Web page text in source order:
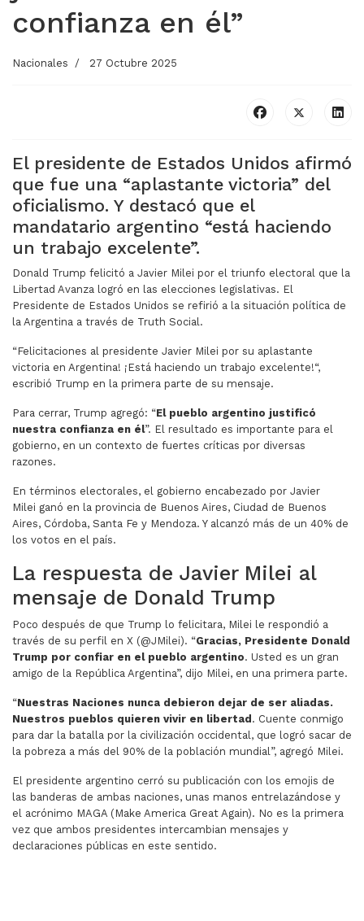
confianza en él”
Nacionales 27 Octubre 2025
El presidente de Estados Unidos afirmó
que fue una “aplastante victoria” del
oficialismo. Y destacó que el
mandatario argentino “está haciendo
un trabajo excelente”.
Donald Trump felicitó a Javier Milei por el triunfo electoral que la
Libertad Avanza logró en las elecciones legislativas. El
Presidente de Estados Unidos se refirió a la situación política de
la Argentina a través de Truth Social.
“Felicitaciones al presidente Javier Milei por su aplastante
victoria en Argentina! ¡Está haciendo un trabajo excelente!“,
escribió Trump en la primera parte de su mensaje.
Para cerrar, Trump agregó: “El pueblo argentino justificó
nuestra confianza en él”. El resultado es importante para el
gobierno, en un contexto de fuertes críticas por diversas
razones.
En términos electorales, el gobierno encabezado por Javier
Milei ganó en la provincia de Buenos Aires, Ciudad de Buenos
Aires, Córdoba, Santa Fe y Mendoza. Y alcanzó más de un 40% de
los votos en el país.
La respuesta de Javier Milei al
mensaje de Donald Trump
Poco después de que Trump lo felicitara, Milei le respondió a
través de su perfil en X (@JMilei). “Gracias, Presidente Donald
Trump por confiar en el pueblo argentino. Usted es un gran
amigo de la República Argentina”, dijo Milei, en una primera parte.
“Nuestras Naciones nunca debieron dejar de ser aliadas.
Nuestros pueblos quieren vivir en libertad . Cuente conmigo
para dar la batalla por la civilización occidental, que logró sacar de
la pobreza a más del 90% de la población mundial”, agregó Milei.
El presidente argentino cerró su publicación con los emojis de
las banderas de ambas naciones, unas manos entrelazándose y
el acrónimo MAGA (Make America Great Again). No es la primera
vez que ambos presidentes intercambian mensajes y
declaraciones públicas en este sentido.